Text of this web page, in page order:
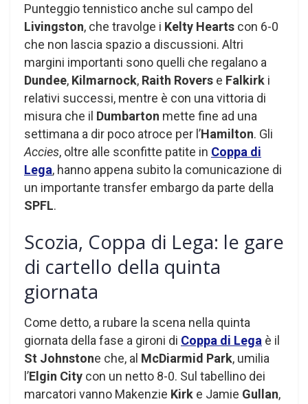
Punteggio tennistico anche sul campo del
Livingston, che travolge i Kelty Hearts con 6-0
che non lascia spazio a discussioni. Altri
margini importanti sono quelli che regalano a
Dundee, Kilmarnock, Raith Rovers e Falkirk i
relativi successi, mentre è con una vittoria di
misura che il Dumbarton mette fine ad una
settimana a dir poco atroce per l’Hamilton. Gli
Accies, oltre alle sconfitte patite in Coppa di
Lega, hanno appena subito la comunicazione di
un importante transfer embargo da parte della
SPFL.
Scozia, Coppa di Lega: le gare
di cartello della quinta
giornata
Come detto, a rubare la scena nella quinta
giornata della fase a gironi di Coppa di Lega è il
St Johnstone che, al McDiarmid Park, umilia
l’Elgin City con un netto 8-0. Sul tabellino dei
marcatori vanno Makenzie Kirk e Jamie Gullan,